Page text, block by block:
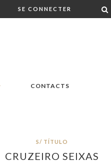
SE CONNECTER
CONTACTS
S/ TÍTULO
CRUZEIRO SEIXAS